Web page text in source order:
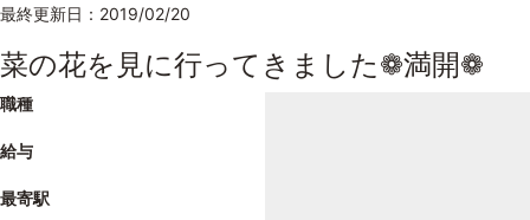
最終更新日：2019/02/20
菜の花を見に行ってきました❁満開❁
職種
給与
最寄駅